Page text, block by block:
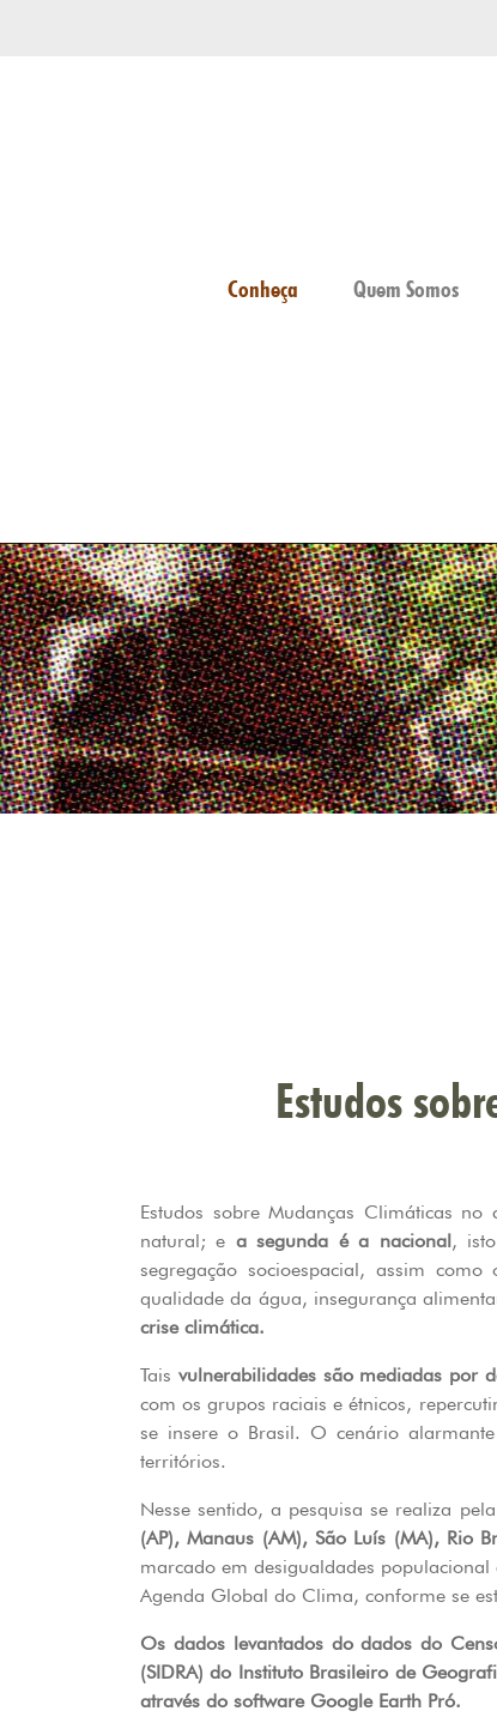
Conheça Quem Somos
Estudos
Estudos sobre Mudanças Climáticas
natural; e a segunda é a nacional,
segregação socioespacial, assim
qualidade da água, insegurança
crise climática.
Tais vulnerabilidades são mediadas por
com os grupos raciais e étnicos,
se insere o Brasil. O cenário
territórios.
Nesse sentido, a pesquisa se realiza
(AP), Manaus (AM), São Luís (MA), Rio
marcado em desigualdades
Agenda Global do Clima, conforme se
Os dados levantados do dados do
(SIDRA) do Instituto Brasileiro de
através do software Google Earth Pró.